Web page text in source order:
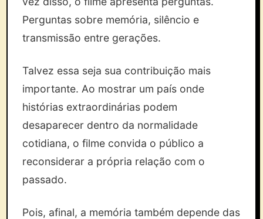
Perguntas sobre memória, silêncio e
transmissão entre gerações.
Talvez essa seja sua contribuição mais
importante. Ao mostrar um país onde
histórias extraordinárias podem
desaparecer dentro da normalidade
cotidiana, o filme convida o público a
reconsiderar a própria relação com o
passado.
Pois, afinal, a memória também depende das